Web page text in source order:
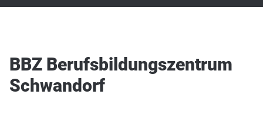
BBZ Berufsbildungszentrum
Schwandorf